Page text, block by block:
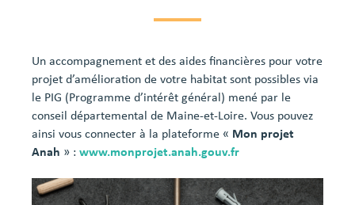
Un accompagnement et des aides financières pour votre
projet d’amélioration de votre habitat sont possibles via
le PIG (Programme d’intérêt général) mené par le
conseil départemental de Maine-et-Loire. Vous pouvez
ainsi vous connecter à la plateforme « Mon projet
Anah » : www.monprojet.anah.gouv.fr